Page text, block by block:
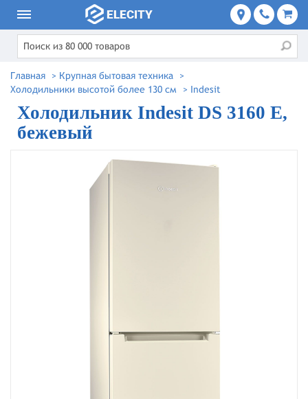
Главная > Крупная бытовая техника
>
Холодильники высотой более 130 см
> Indesit
Холодильник Indesit DS 3160 E,
бежевый